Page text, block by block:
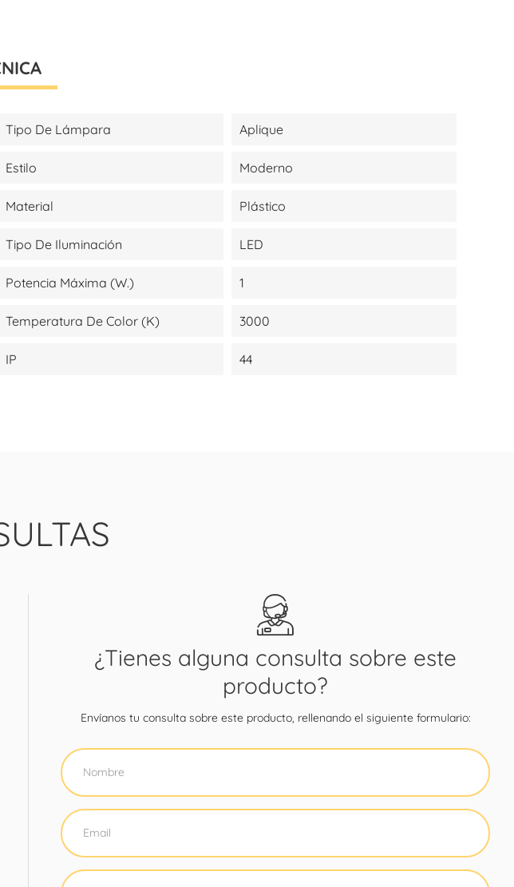
Tipo De Lámpara Aplique
Estilo Moderno
Material Plástico
Tipo De Iluminación LED
Potencia Máxima (W.) 1
Temperatura De Color (K) 3000
IP 44
¿Tienes alguna consulta sobre este
producto?
Envíanos tu consulta sobre este producto, rellenando el siguiente formulario: